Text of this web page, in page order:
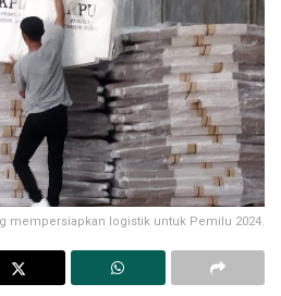
mempersiapkan logistik untuk Pemilu 2024.